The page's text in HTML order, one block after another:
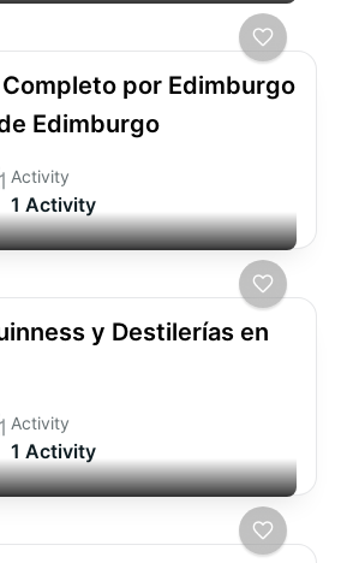
Completo por Edimburgo
Edimburgo
Activity
1 Activity
y Destilerías en
Activity
1 Activity